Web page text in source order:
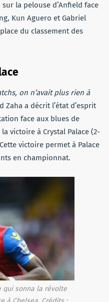
la pelouse d’Anfield face
Kun Aguero et Gabriel
du classement des
on n’avait plus rien à
Zaha a décrit l’état d’esprit
face aux blues de
victoire à Crystal Palace (2-
victoire permet à Palace
en championnat.
qui sonna la révolte